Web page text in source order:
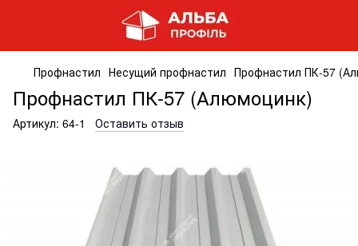
Профнастил Несущий профнастил Профнастил ПК-57
Профнастил ПК-57 (Алюмоцинк)
Артикул: 64-1 Оставить отзыв